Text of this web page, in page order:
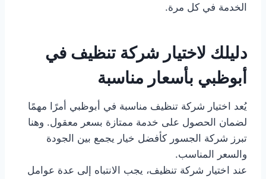
الخدمة في كل مرة.
دليلك لاختيار شركة تنظيف في
أبوظبي بأسعار مناسبة
يُعد اختيار شركة تنظيف مناسبة في أبوظبي أمرًا مهمًا
لضمان الحصول على خدمة ممتازة بسعر معقول. وهنا
تبرز شركة الجسور كأفضل خيار يجمع بين الجودة
والسعر المناسب.
عند اختيار شركة تنظيف، يجب الانتباه إلى عدة عوامل